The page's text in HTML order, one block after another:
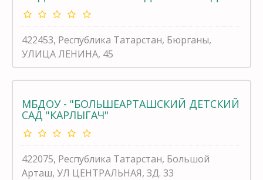
422453, Республика Татарстан, Бюрганы,
УЛИЦА ЛЕНИНА, 45
МБДОУ - "БОЛЬШЕАРТАШСКИЙ ДЕТСКИЙ
САД "КАРЛЫГАЧ"
422075, Республика Татарстан, Большой
Арташ, УЛ ЦЕНТРАЛЬНАЯ, ЗД. 33